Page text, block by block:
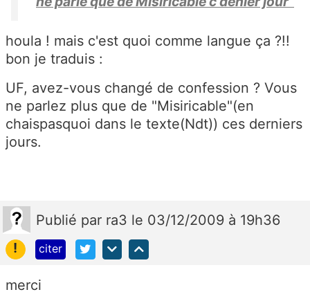
houla ! mais c'est quoi comme langue ça ?!!
bon je traduis :
UF, avez-vous changé de confession ? Vous
ne parlez plus que de "Misiricable"(en
chaispasquoi dans le texte(Ndt)) ces derniers
jours.
Publié par ra3 le 03/12/2009 à 19h36
!
citer
merci